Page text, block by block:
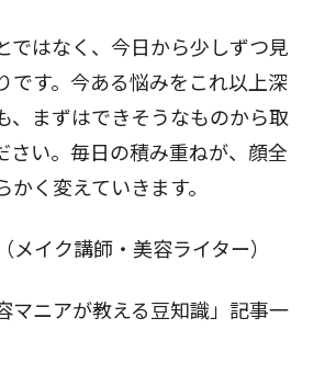
ではなく、今日から少しずつ見
です。今ある悩みをこれ以上深
、まずはできそうなものから取
さい。毎日の積み重ねが、顔全
く変えていきます。
メイク講師・美容ライター）
マニアが教える豆知識」記事一